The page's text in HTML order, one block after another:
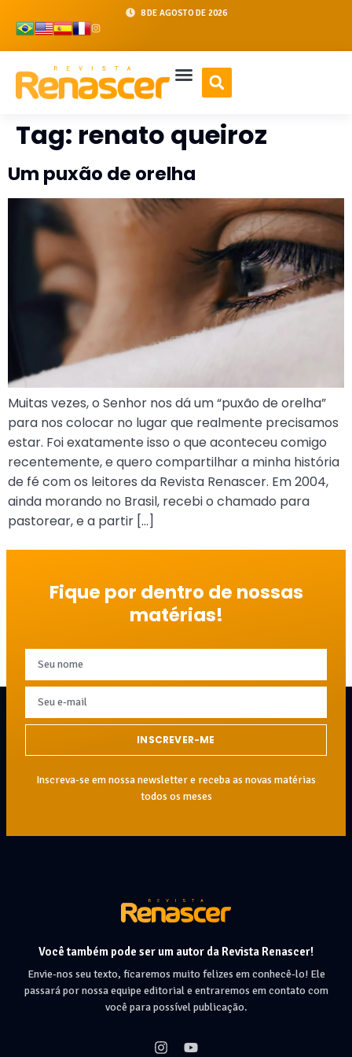
8 DE AGOSTO DE 2026
Tag: renato queiroz
Um puxão de orelha
Muitas vezes, o Senhor nos dá um “puxão de orelha”
para nos colocar no lugar que realmente precisamos
estar. Foi exatamente isso o que aconteceu comigo
recentemente, e quero compartilhar a minha história
de fé com os leitores da Revista Renascer. Em 2004,
ainda morando no Brasil, recebi o chamado para
pastorear, e a partir […]
Fique por dentro de nossas
matérias!
INSCREVER-ME
Inscreva-se em nossa newsletter e receba as novas matérias
todos os meses
Você também pode ser um autor da Revista Renascer!
Envie-nos seu texto, ficaremos muito felizes em conhecê-lo! Ele
passará por nossa equipe editorial e entraremos em contato com
você para possível publicação.